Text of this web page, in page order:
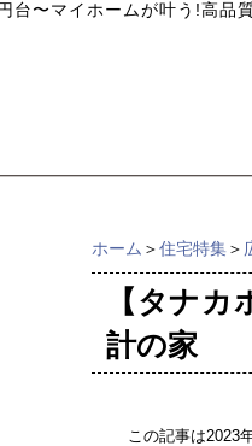
台〜マイホームが叶う!高品
ホーム ＞住宅特集＞
【タナ
計の家
この記事は2023